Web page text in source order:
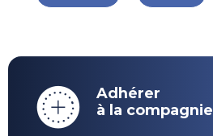
Adhérer
à la compagnie